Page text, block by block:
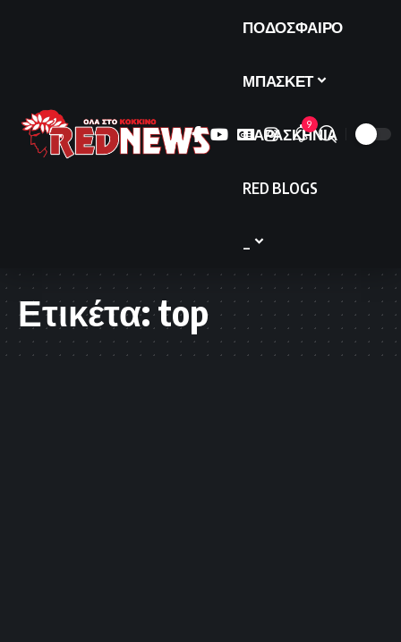
ΠΟΔΟΣΦΑΙΡΟ
ΜΠΑΣΚΕΤ
ΠΑΡΑΣΚΗΝΙΑ
RED BLOGS
9
Ετικέτα:top